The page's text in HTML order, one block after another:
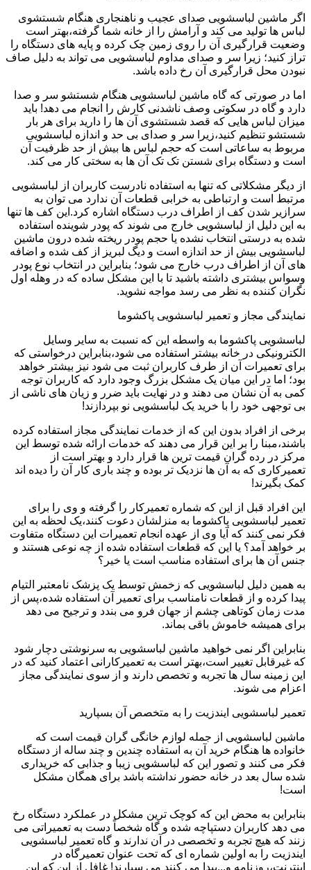
اگر ماشین لباسشویی صدای عجیب و ناهنجاری هنگام شستشوی
لباس ها تولید می کند و آرامش را از خانه شما گرفته،بهتر است
وضعیت قرارگیری آن را روی زمین چک کرده و پایه های دستگاه را
تراز کنید؛ زیرا سر و صدای مداوم لباسشویی می تواند به دلیل صاف
نبودن محل قرارگیری آن رخ داده باشد.
اما در صورتی که گاه ماشین لباسشویی هنگام شستشو سر و صدا
دارد و گاه در سکوتی وصف ناشدنی کارش را انجام می دهد! باید
میزان لباس هایی که قصد شستشوی آن ها را دارید برای هر بار
شستشو تنظیم کنید،زیرا سر و صدای بی حد و اندازه لباسشویی
مربوط به ساعاتی است که حجم لباس ها بیش از حد ظرفیت آن
است و دستگاه برای شستن تک تک آن ها به سختی کار می کند.
از دیگر مشکلاتی که تنها به استفاده نادرست کاربران از لباسشویی
مرتبط است و ارتباطی به خرابی قطعات آن ندارد می توان به
سرازیر شدن کف از اطراف درب دستگاه اشاره کرد.این کف ها تنها
به این دلیل از لباسشویی خارج می شوند که پودر شوینده استفاده
شده به درستی انتخاب نشده یا حجم پودر ریخته شده درون ماشین
لباسشویی بیش از حد اندازه است و دیگ لبریز از کف شده و اضافه
های آن از اطراف درب خارج می شود؛ بنابراین در انتخاب نوع پودر
وسواس بیشتری داشته باشید تا با این مشکل ساده که در وهله اول
نگران کننده به نظر می رسد مواجه نشوید.
نمایندگی مجاز و تعمیر لباسشویی پاکشوما
لباسشویی پاکشوما به واسطه این که نسبت به سایر وسایل
الکترونیکی در خانه بیشتر استفاده می شود،بنابراین درخواستی که
برای تعمیرات آن از طرف کاربران ثبت می شود نیز بیشتر خواهد
بود؛ اما در این میان یک مشکل بزرگ وجود دارد که کاربران توجه
کمی به آن نشان می دهند و در نهایت باید ضرر و زیان های ناشی از
بی توجهی خود را با خرید یک لباسشویی نو بپردازند!
برخی از افراد بدون این که از خدمات نمایندگی مجاز استفاده کرده
باشند،مبنا را بر این قرار می دهند که خدمات ارائه شده توسط این
مرکز در رده گران قیمت ترین ها قرار دارد و بهتر است از
تعمیرکاری که به آن ها نزدیک تر بوده و چند باری کار آن را دیده اند
کمک بگیرند!
این افراد قبل از این که شماره تعمیرکار را گرفته و وی را برای
تعمیر لباسشویی پاکشوما به منزلشان دعوت کنند،یک لحظه به این
فکر نمی کنند که آیا وی از عهده انجام تعمیرات این دستگاه متفاوت
بر خواهد آمد؟ یا این که قطعات استفاده شده از چه نوعی هستند و
جنس آن ها برای استفاده مناسب است یا خیر؟
به همین دلیل لباسشویی که زخمش توسط یک پزشک نامعتبر التیام
پیدا کرده و از قطعات نامناسب برای تعمیر آن استفاده شده،پس از
مدت زمان کوتاهی چشم از جهان فرو می بندد و ترجیح می دهد
برای همیشه خاموش باقی بماند.
بنابراین اگر نمی خواهید ماشین لباسشویی به سرنوشتی دچار شود
که غیرقابل تغییر است،بهتر است به تعمیرکارانی اعتماد کنید که در
این زمینه سال ها تجربه و تخصص دارند و از سوی نمایندگی مجاز
اعزام می شوند.
تعمیر لباسشویی ایندزیت را به متخصص آن بسپارید
ماشین لباسشویی از جمله لوازم خانگی گران قیمت است که
خانواده ها هنگام خرید آن به استفاده چندین و چند ساله از دستگاه
فکر می کنند و تصور این که لباسشویی زیبا و جذابی که خریداری
شده سال بعد در خانه حضور نداشته باشد برای همگان مشکل
است!
بنابراین به محض این که کوچک ترین مشکل در عملکرد دستگاه رخ
می دهد کاربران دستپاچه شده و گاه شخصاً دست به تعمیراتی می
زنند که هیچ تجربه و تخصصی در آن ندارند و گاه تعمیر لباسشویی
ایندزیت را به اولین شماره ای که تحت عنوان تعمیرگاه در
اینترنت،روزنامه و...پیدا می کنند می سپارند! غافل از این که این